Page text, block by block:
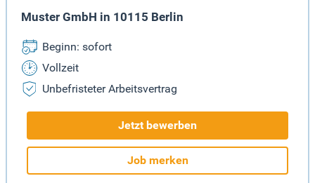
Muster GmbH in 10115 Berlin
Beginn: sofort
Vollzeit
Unbefristeter Arbeitsvertrag
Jetzt bewerben
Job merken